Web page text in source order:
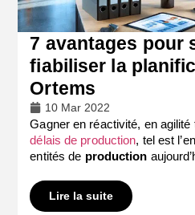
7 avantages pour
fiabiliser la
Ortems
10 Mar 2022
Gagner en réactivité, en agilité
délais de production, tel est
entités de production
Lire la suite